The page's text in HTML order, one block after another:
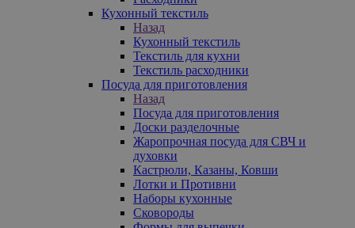
Кухонный текстиль
Назад
Кухонный текстиль
Текстиль для кухни
Текстиль расходники
Посуда для приготовления
Назад
Посуда для приготовления
Доски разделочные
Жаропрочная посуда для СВЧ и
духовки
Кастрюли, Казаны, Ковши
Лотки и Противни
Наборы кухонные
Сковороды